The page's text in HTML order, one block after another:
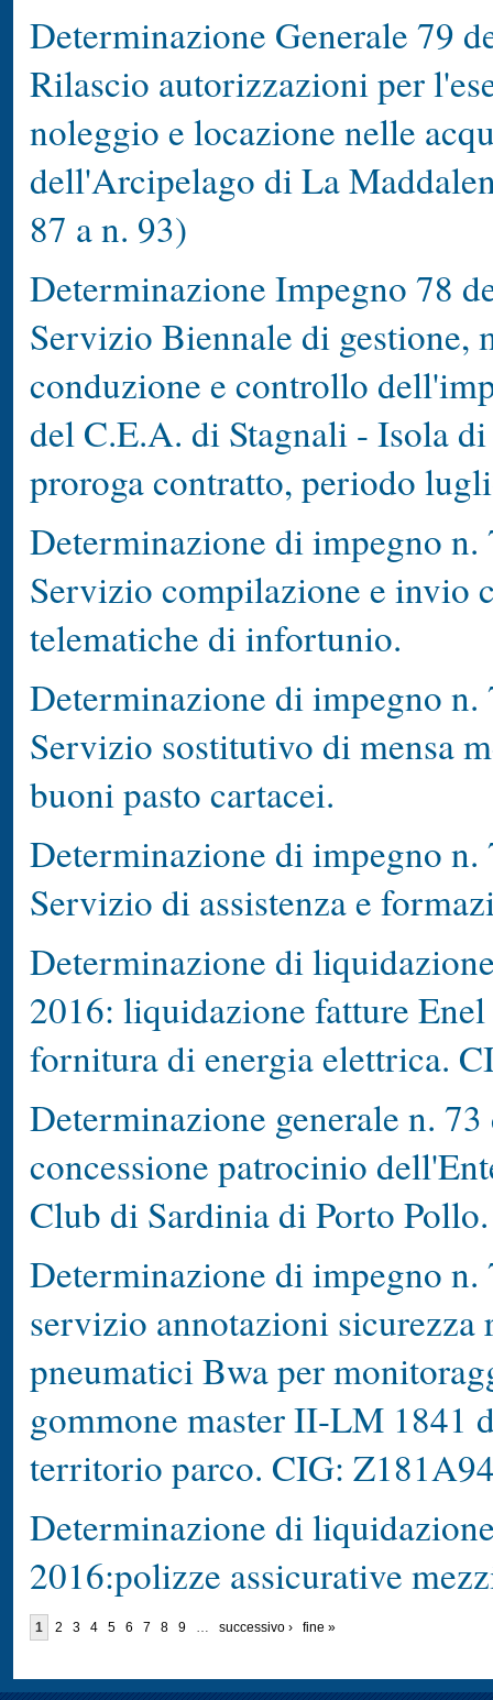
Determinazione Generale 79
Rilascio autorizzazioni per
noleggio e locazione nelle
dell'Arcipelago di La
87 a n. 93)
Determinazione Impegno 78
Servizio Biennale di gestione,
conduzione e controllo
del C.E.A. di Stagnali - Isola
proroga contratto, periodo
Determinazione di impegno
Servizio compilazione e invio
telematiche di infortunio.
Determinazione di impegno
Servizio sostitutivo di mensa
buoni pasto cartacei.
Determinazione di impegno
Servizio di assistenza e
Determinazione di
2016: liquidazione fatture
fornitura di energia elettrica.
Determinazione generale n.
concessione patrocinio
Club di Sardinia di Porto Pollo.
Determinazione di impegno
servizio annotazioni sicurezza
pneumatici Bwa per
gommone master II-LM 1841
territorio parco. CIG:
Determinazione di
2016:polizze assicurative
1 2 3 4 5 6 7 8 9 … successivo › fine »